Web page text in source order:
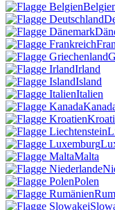
Irland
Island
Italien
Malta
Polen